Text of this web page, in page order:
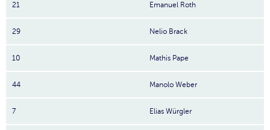
21 Emanuel Roth
29 Nelio Brack
10 Mathis Pape
44 Manolo Weber
7 Elias Würgler